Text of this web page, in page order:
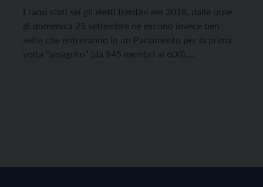
Erano stati sei gli eletti trentini nel 2018, dalle urne
di domenica 25 settembre ne escono invece ben
sette che entreranno in un Parlamento per la prima
volta “smagrito” (da 945 membri ai 600),